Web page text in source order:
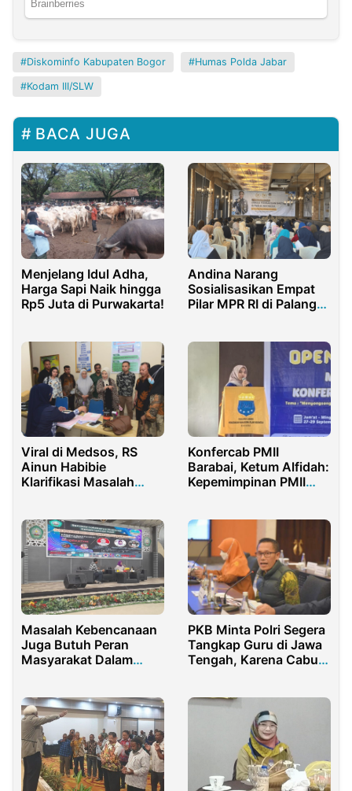
Diskominfo Kabupaten Bogor Humas Polda Jabar
Kodam III/SLW
BACA JUGA
Menjelang Idul Adha,
Harga Sapi Naik hingga
Rp5 Juta di Purwakarta!
Andina Narang
Sosialisasikan Empat
Pilar MPR RI di Palangka
Viral di Medsos, RS
Ainun Habibie
Klarifikasi Masalah
Konfercab PMII
Barabai, Ketum Alfidah:
Kepemimpinan PMII
Tangguh dan visioner
Masalah Kebencanaan
Juga Butuh Peran
Masyarakat Dalam
PKB Minta Polri Segera
Tangkap Guru di Jawa
Tengah, Karena Cabuli